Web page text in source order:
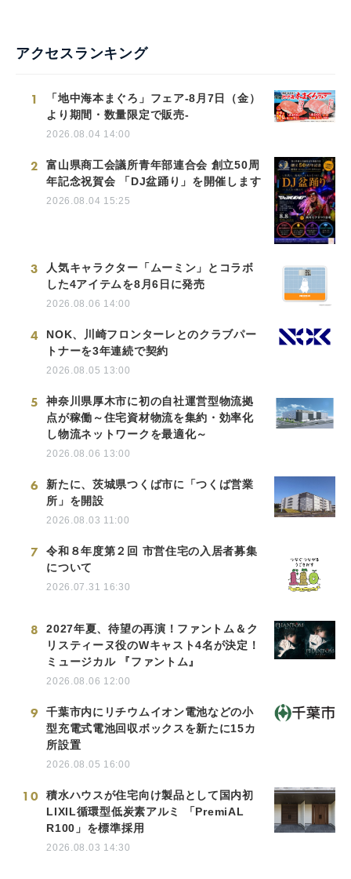
アクセスランキング
1
「地中海本まぐろ」フェア-8月7日（金）
より期間・数量限定で販売-
2026.08.04 14:00
2
富山県商工会議所青年部連合会 創立50周
年記念祝賀会 「DJ盆踊り」を開催します
2026.08.04 15:25
3
人気キャラクター「ムーミン」とコラボ
した4アイテムを8月6日に発売
2026.08.06 14:00
4
NOK、川崎フロンターレとのクラブパー
トナーを3年連続で契約
2026.08.05 13:00
5
神奈川県厚木市に初の自社運営型物流拠
点が稼働～住宅資材物流を集約・効率化
し物流ネットワークを最適化～
2026.08.06 13:00
6
新たに、茨城県つくば市に「つくば営業
所」を開設
2026.08.03 11:00
7
令和８年度第２回 市営住宅の入居者募集
について
2026.07.31 16:30
8
2027年夏、待望の再演！ファントム＆ク
リスティーヌ役のWキャスト4名が決定！
ミュージカル 『ファントム』
2026.08.06 12:00
9
千葉市内にリチウムイオン電池などの小
型充電式電池回収ボックスを新たに15カ
所設置
2026.08.05 16:00
10
積水ハウスが住宅向け製品として国内初
LIXIL循環型低炭素アルミ 「PremiAL
R100」を標準採用
2026.08.03 14:30